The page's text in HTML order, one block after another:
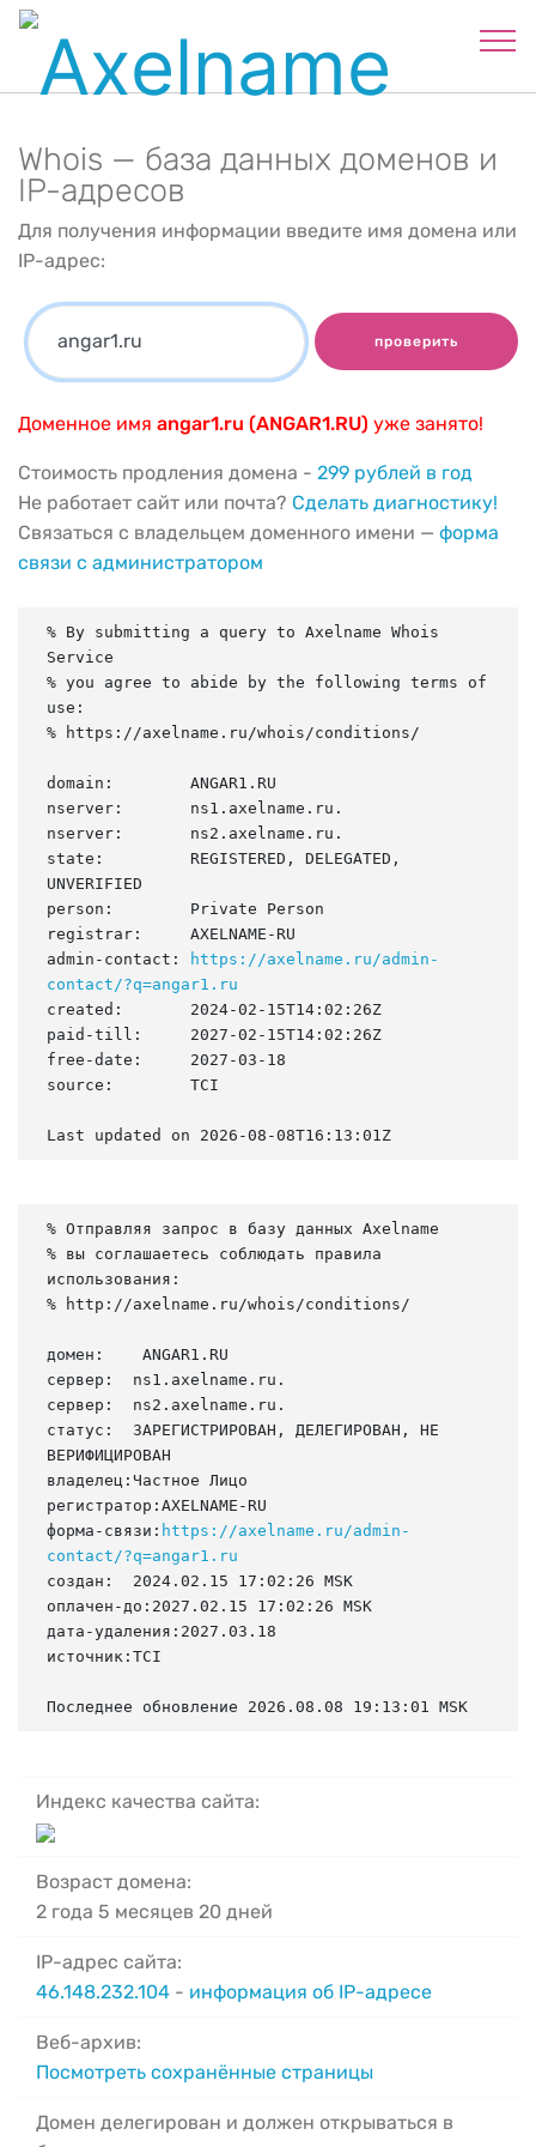
Whois — база данных доменов и
IP-адресов
Для получения информации введите имя домена или
IP-адрес:
проверить
Доменное имя angar1.ru (ANGAR1.RU) уже занято!
Стоимость продления домена - 299 рублей в год
Не работает сайт или почта? Сделать диагностику!
Связаться с владельцем доменного имени — форма
связи с администратором
% By submitting a query to Axelname Whois
Service
% you agree to abide by the following terms of
use:
% https://axelname.ru/whois/conditions/
domain:        ANGAR1.RU
nserver:       ns1.axelname.ru.
nserver:       ns2.axelname.ru.
state:         REGISTERED, DELEGATED,
UNVERIFIED
person:        Private Person
registrar:     AXELNAME-RU
admin-contact:
https://axelname.ru/admin-
contact/?q=angar1.ru
created:       2024-02-15T14:02:26Z
paid-till:     2027-02-15T14:02:26Z
free-date:     2027-03-18
source:        TCI
Last updated on 2026-08-08T16:13:01Z
% Отправляя запрос в базу данных Axelname
% вы соглашаетесь соблюдать правила
использования:
% http://axelname.ru/whois/conditions/
домен:    ANGAR1.RU
сервер:  ns1.axelname.ru.
сервер:  ns2.axelname.ru.
статус:  ЗАРЕГИСТРИРОВАН, ДЕЛЕГИРОВАН, НЕ
ВЕРИФИЦИРОВАН
владелец:Частное Лицо
регистратор:AXELNAME-RU
форма-связи: https://axelname.ru/admin-
contact/?q=angar1.ru
создан:  2024.02.15 17:02:26 MSK
оплачен-до:2027.02.15 17:02:26 MSK
дата-удаления:2027.03.18
источник:TCI
Последнее обновление 2026.08.08 19:13:01 MSK
Индекс качества сайта:
Возраст домена:
2 года 5 месяцев 20 дней
IP-адрес сайта:
46.148.232.104 - информация об IP-адресе
Веб-архив:
Посмотреть сохранённые страницы
Домен делегирован и должен открываться в